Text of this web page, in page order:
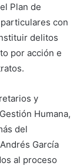
Plan de
con
delitos
por acción e
y
Humana,
del
García
al proceso